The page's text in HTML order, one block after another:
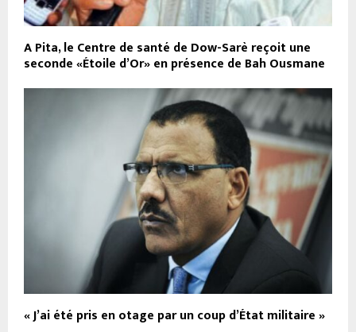
A Pita, le Centre de santé de Dow-Sarè reçoit une
seconde «Étoile d’Or» en présence de Bah Ousmane
« J’ai été pris en otage par un coup d’État militaire »